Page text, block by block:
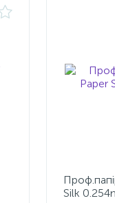
Silk